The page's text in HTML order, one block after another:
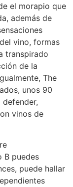
el morapio que
además de
vino, formas
transpirado
de la
The
unos 90
vinos de
B puedes
puede hallar